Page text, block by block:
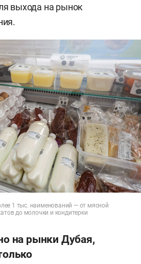
выхода на рынок
1 тыс. наименований — от мясной
до молочки и кондитерки
на рынки Дубая,